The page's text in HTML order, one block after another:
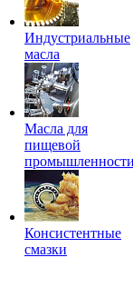
Индустриальные
масла
Масла для
пищевой
Консистентные
смазки